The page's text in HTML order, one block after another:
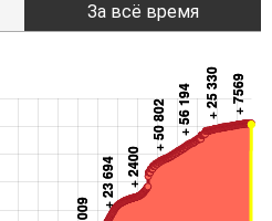
За всё время